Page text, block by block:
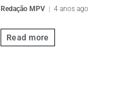
Redação MPV
4 anos ago
Read more